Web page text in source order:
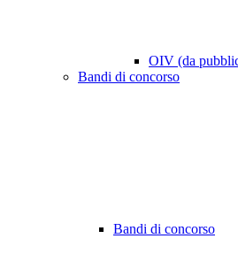
OIV (da
Bandi di concorso
Bandi di concorso